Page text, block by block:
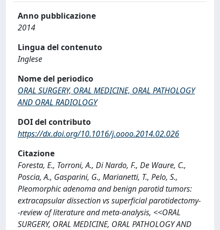
Anno pubblicazione
2014
Lingua del contenuto
Inglese
Nome del periodico
ORAL SURGERY, ORAL MEDICINE, ORAL PATHOLOGY
AND ORAL RADIOLOGY
DOI del contributo
https://dx.doi.org/10.1016/j.oooo.2014.02.026
Citazione
Foresta, E., Torroni, A., Di Nardo, F., De Waure, C.,
Poscia, A., Gasparini, G., Marianetti, T., Pelo, S.,
Pleomorphic adenoma and benign parotid tumors:
extracapsular dissection vs superficial parotidectomy-
-review of literature and meta-analysis, <<ORAL
SURGERY, ORAL MEDICINE, ORAL PATHOLOGY AND